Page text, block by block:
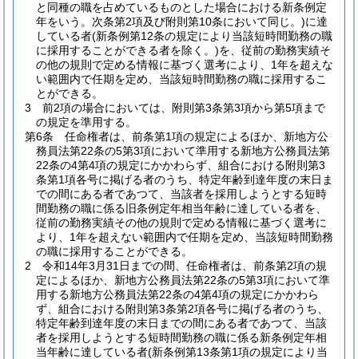
と同種の職を占めているものとした場合における新条例定
年をいう。次条第2項及び附則第10条において同じ。)に達
している者(新条例第12条の規定により当該短時間勤務の職
に採用することができる者を除く。)を、従前の勤務実績そ
の他の規則で定める情報に基づく選考により、1年を超えな
い範囲内で任期を定め、当該短時間勤務の職に採用するこ
とができる。
3
前2項の場合においては、附則第3条第3項から第5項まで
の規定を準用する。
第6条
任命権者は、前条第1項の規定によるほか、新地方公
務員法第22条の5第3項において準用する新地方公務員法第
22条の4第4項の規定にかかわらず、組合における附則第3
条第1項各号に掲げる者のうち、特定年齢到達年度の末日ま
での間にある者であつて、当該者を採用しようとする短時
間勤務の職に係る旧条例定年相当年齢に達している者を、
従前の勤務実績その他の規則で定める情報に基づく選考に
より、1年を超えない範囲内で任期を定め、当該短時間勤務
の職に採用することができる。
2
令和14年3月31日までの間、任命権者は、前条第2項の規
定によるほか、新地方公務員法第22条の5第3項において準
用する新地方公務員法第22条の4第4項の規定にかかわら
ず、組合における附則第3条第2項各号に掲げる者のうち、
特定年齢到達年度の末日までの間にある者であつて、当該
者を採用しようとする短時間勤務の職に係る新条例定年相
当年齢に達している者(新条例第13条第1項の規定により当